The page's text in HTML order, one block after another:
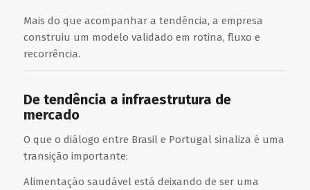
Mais do que acompanhar a tendência, a empresa
construiu um modelo validado em rotina, fluxo e
recorrência.
De tendência a infraestrutura de
mercado
O que o diálogo entre Brasil e Portugal sinaliza é uma
transição importante:
Alimentação saudável está deixando de ser uma